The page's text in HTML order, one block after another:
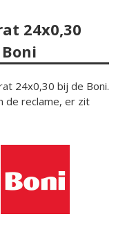
24x0,30
24x0,30 bij de Boni.
de reclame, er zit